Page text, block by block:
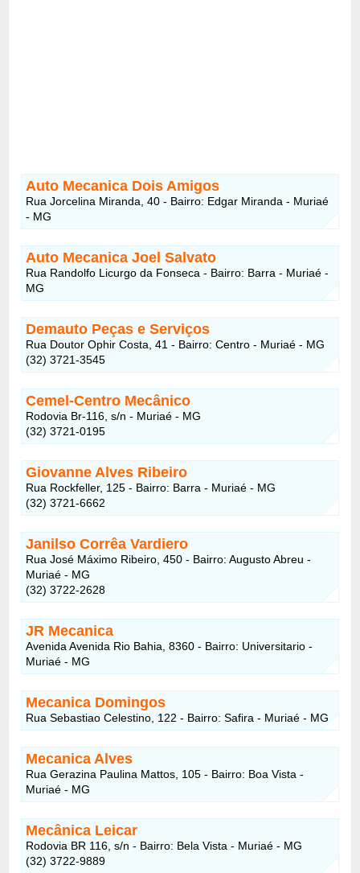
Auto Mecanica Dois Amigos
Rua Jorcelina Miranda, 40 - Bairro: Edgar Miranda - Muriaé
- MG
Auto Mecanica Joel Salvato
Rua Randolfo Licurgo da Fonseca - Bairro: Barra - Muriaé -
MG
Demauto Peças e Serviços
Rua Doutor Ophir Costa, 41 - Bairro: Centro - Muriaé - MG
(32) 3721-3545
Cemel-Centro Mecânico
Rodovia Br-116, s/n - Muriaé - MG
(32) 3721-0195
Giovanne Alves Ribeiro
Rua Rockfeller, 125 - Bairro: Barra - Muriaé - MG
(32) 3721-6662
Janilso Corrêa Vardiero
Rua José Máximo Ribeiro, 450 - Bairro: Augusto Abreu -
Muriaé - MG
(32) 3722-2628
JR Mecanica
Avenida Avenida Rio Bahia, 8360 - Bairro: Universitario -
Muriaé - MG
Mecanica Domingos
Rua Sebastiao Celestino, 122 - Bairro: Safira - Muriaé - MG
Mecanica Alves
Rua Gerazina Paulina Mattos, 105 - Bairro: Boa Vista -
Muriaé - MG
Mecânica Leicar
Rodovia BR 116, s/n - Bairro: Bela Vista - Muriaé - MG
(32) 3722-9889